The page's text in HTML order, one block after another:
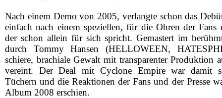
Nach einem Demo von 2005, verlangte schon das
einfach nach einem speziellen, für die Ohren der Fans
der schon allein für sich spricht. Gemastert im
durch Tommy Hansen (HELLOWEEN,
schiere, brachiale Gewalt mit transparenter Produktion
vereint. Der Deal mit Cyclone Empire war damit
Tüchern und die Reaktionen der Fans und der Presse
Album 2008 erschien.